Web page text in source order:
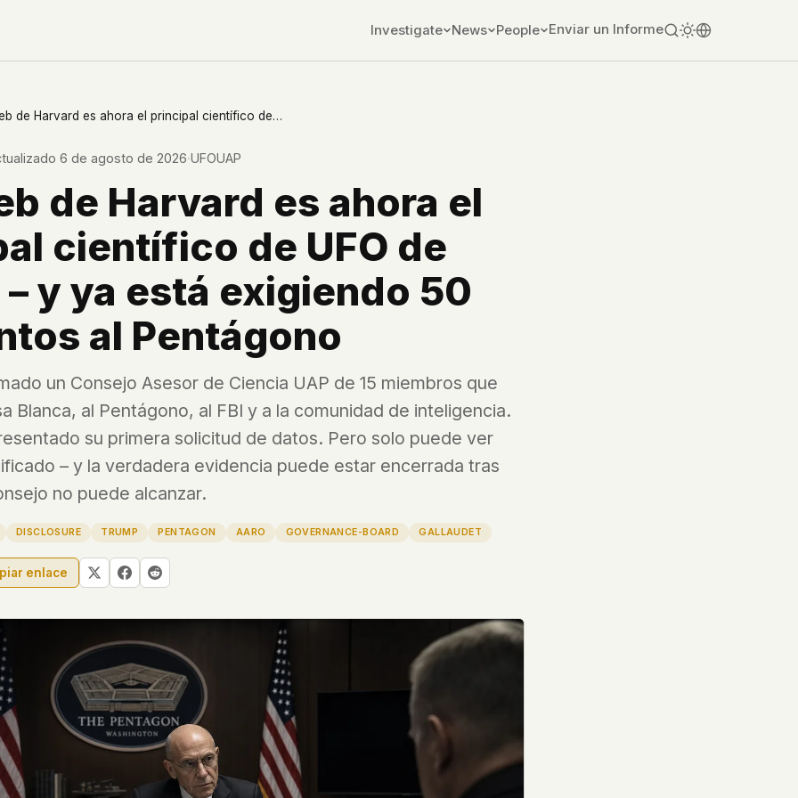
Investigate News People Enviar un Informe
file served
server-side
are self-
the
you type
don't know
come
back. Every
attracts
Avi Loeb de Harvard es ahora el principal científico de UFO de Trump – y ya está exigiendo 50 elementos al Pentágono
6 de agosto de 2026·UFOUAP
de Harvard es ahora el
científico de UFO de
y ya está exigiendo 50
al Pentágono
un Consejo Asesor de Ciencia UAP de 15 miembros que
Blanca, al Pentágono, al FBI y a la comunidad de inteligencia.
su primera solicitud de datos. Pero solo puede ver
– y la verdadera evidencia puede estar encerrada tras
no puede alcanzar.
DISCLOSURE TRUMP PENTAGON AARO GOVERNANCE-BOARD GALLAUDET
enlace